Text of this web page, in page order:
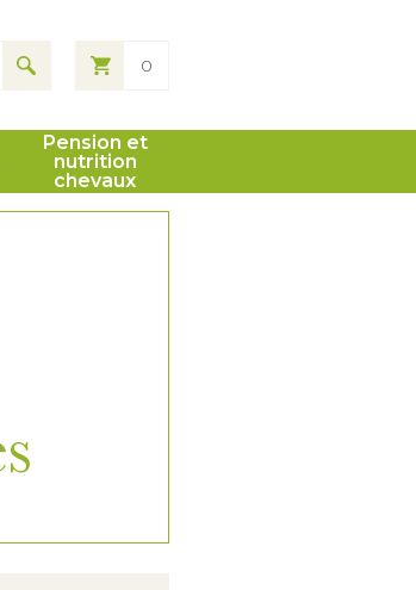
0
Pension et
nutrition
chevaux